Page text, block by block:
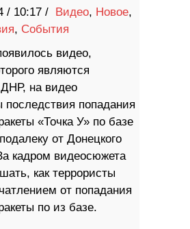
/ 10:17 / Видео, Новое,
, События
видео,
являются
на видео
последствия попадания
«Точка У» по базе
от Донецкого
кадром видеосюжета
как террористы
от попадания
по из базе.